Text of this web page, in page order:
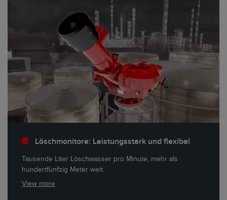
Löschmonitore: Leistungsstark und flexibel
Tausende Liter Löschwasser pro Minute, mehr als
hundertfünfzig Meter weit.
View more